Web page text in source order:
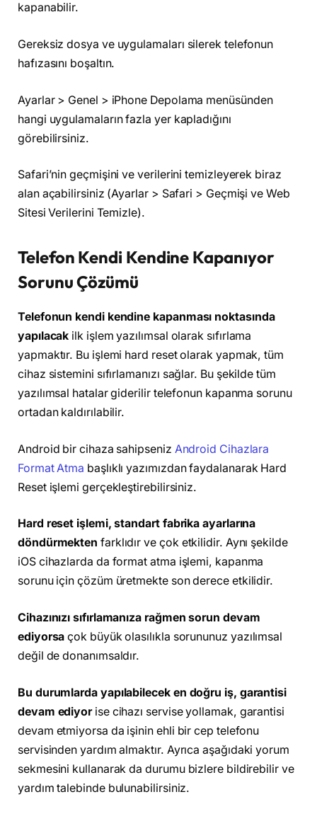
kapanabilir.
Gereksiz dosya ve uygulamaları silerek telefonun
hafızasını boşaltın.
Ayarlar > Genel > iPhone Depolama menüsünden
hangi uygulamaların fazla yer kapladığını
görebilirsiniz.
Safari’nin geçmişini ve verilerini temizleyerek biraz
alan açabilirsiniz (Ayarlar > Safari > Geçmişi ve Web
Sitesi Verilerini Temizle).
Telefon Kendi Kendine Kapanıyor
Sorunu Çözümü
Telefonun kendi kendine kapanması noktasında
yapılacak ilk işlem yazılımsal olarak sıfırlama
yapmaktır. Bu işlemi hard reset olarak yapmak, tüm
cihaz sistemini sıfırlamanızı sağlar. Bu şekilde tüm
yazılımsal hatalar giderilir telefonun kapanma sorunu
ortadan kaldırılabilir.
Android bir cihaza sahipseniz Android Cihazlara
Format Atma başlıklı yazımızdan faydalanarak Hard
Reset işlemi gerçekleştirebilirsiniz.
Hard reset işlemi, standart fabrika ayarlarına
döndürmekten farklıdır ve çok etkilidir. Aynı şekilde
iOS cihazlarda da format atma işlemi, kapanma
sorunu için çözüm üretmekte son derece etkilidir.
Cihazınızı sıfırlamanıza rağmen sorun devam
ediyorsaçok büyük olasılıkla sorununuz yazılımsal
değil de donanımsaldır.
Bu durumlarda yapılabilecek en doğru iş, garantisi
devam ediyorise cihazı servise yollamak, garantisi
devam etmiyorsa da işinin ehli bir cep telefonu
servisinden yardım almaktır. Ayrıca aşağıdaki yorum
sekmesini kullanarak da durumu bizlere bildirebilir ve
yardım talebinde bulunabilirsiniz.